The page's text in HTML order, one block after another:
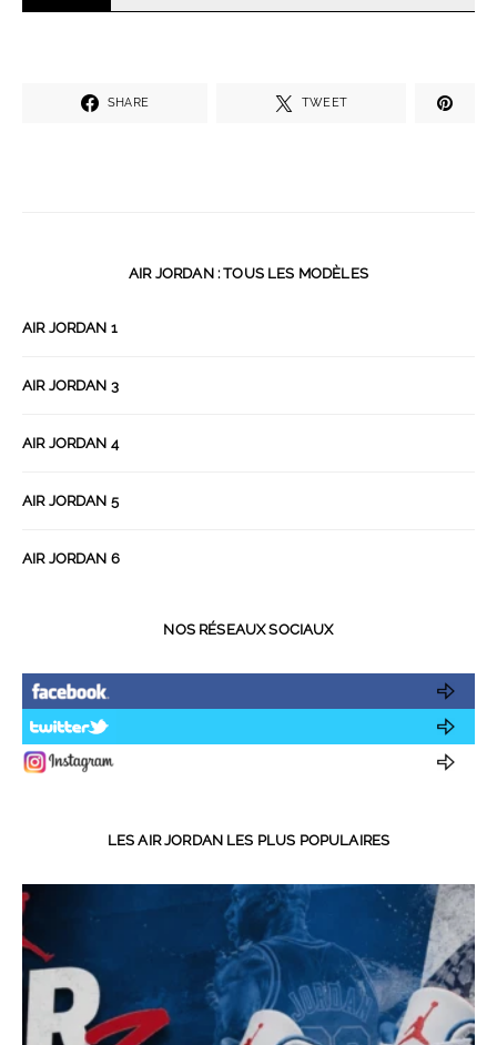
SHARE TWEET
AIR JORDAN : TOUS LES MODÈLES
AIR JORDAN 1
AIR JORDAN 3
AIR JORDAN 4
AIR JORDAN 5
AIR JORDAN 6
NOS RÉSEAUX SOCIAUX
LES AIR JORDAN LES PLUS POPULAIRES